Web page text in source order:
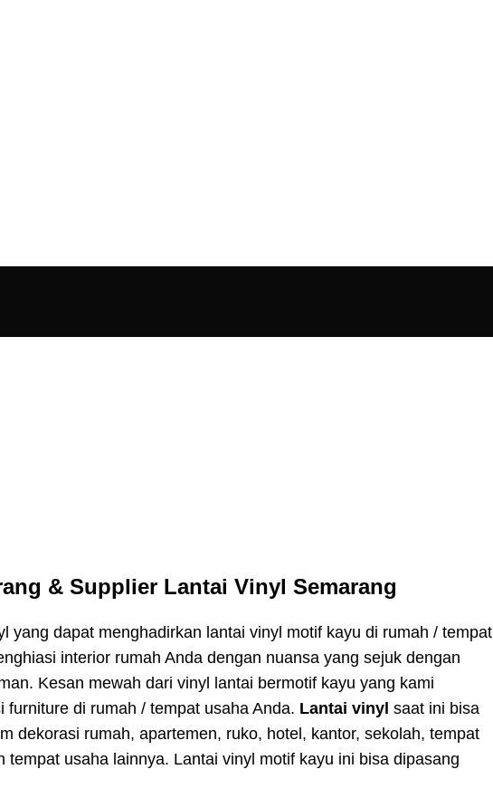
& Supplier Lantai Vinyl Semarang
yang dapat menghadirkan lantai vinyl motif kayu di rumah / tempat
interior rumah Anda dengan nuansa yang sejuk dengan
Kesan mewah dari vinyl lantai bermotif kayu yang kami
di rumah / tempat usaha Anda. Lantai vinyl saat ini bisa
dekorasi rumah, apartemen, ruko, hotel, kantor, sekolah, tempat
tempat usaha lainnya. Lantai vinyl motif kayu ini bisa dipasang